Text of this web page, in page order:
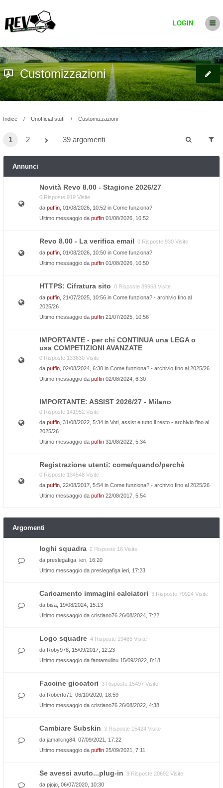
LOGIN
Customizzazioni
Indice Unofficial stuff Customizzazioni
1 2 39 argomenti
Annunci
Novità Revo 8.00 - Stagione 2026/27
0 Risposte 919 Visite
da puffin , 01/08/2026, 10:52 in Come funziona?
Ultimo messaggio da puffin 01/08/2026, 10:52
Revo 8.00 - La verifica email 0 Risposte 930 Visite
da puffin , 01/08/2026, 10:50 in Come funziona?
Ultimo messaggio da puffin 01/08/2026, 10:50
HTTPS: Cifratura sito 0 Risposte 89963 Visite
da puffin , 21/07/2025, 10:56 in Come funziona? - archivio fino al
2025/26
Ultimo messaggio da puffin 21/07/2025, 10:56
IMPORTANTE - per chi CONTINUA una LEGA o
usa COMPETIZIONI AVANZATE
0 Risposte 133630 Visite
da puffin , 02/08/2024, 6:30 in Come funziona? - archivio fino al 2025/26
Ultimo messaggio da puffin 02/08/2024, 6:30
IMPORTANTE: ASSIST 2026/27 - Milano
0 Risposte 141952 Visite
da puffin , 31/08/2022, 5:34 in Voti, assist e tutto il resto - archivio fino al
2025/26
Ultimo messaggio da puffin 31/08/2022, 5:34
Registrazione utenti: come/quando/perchè
0 Risposte 134548 Visite
da puffin , 22/08/2017, 5:54 in Come funziona? - archivio fino al 2025/26
Ultimo messaggio da puffin 22/08/2017, 5:54
Argomenti
loghi squadra 2 Risposte 16 Visite
da preslegafiga , ieri, 16:20
Ultimo messaggio da preslegafiga ieri, 17:23
Caricamento immagini calciatori 3 Risposte 70924 Visite
da bisa , 19/08/2024, 15:13
Ultimo messaggio da cristiano76 26/08/2024, 7:22
Logo squadre 4 Risposte 19485 Visite
da Roby978 , 15/09/2017, 12:23
Ultimo messaggio da fantamulinu 15/09/2022, 8:18
Faccine giocatori 3 Risposte 15497 Visite
da Roberto71
, 06/10/2020, 18:59
Ultimo messaggio da cristiano76 26/08/2022, 4:38
Cambiare Subskin 3 Risposte 15424 Visite
da jamalking84 , 07/09/2021, 17:22
Ultimo messaggio da puffin 25/09/2021, 7:11
Se avessi avuto...plug-in 9 Risposte 20692 Visite
da pjojo , 06/07/2020, 10:30